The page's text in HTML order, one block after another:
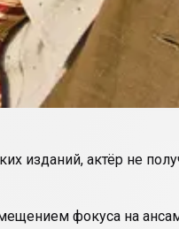
изданий, актёр не
фокуса на